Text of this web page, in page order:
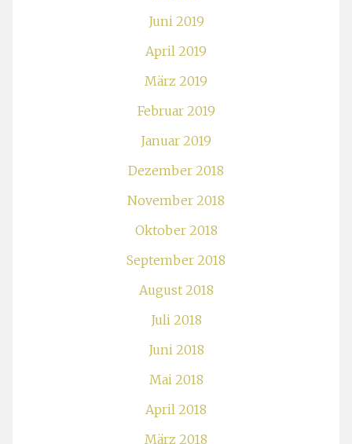
Juni 2019
April 2019
März 2019
Februar 2019
Januar 2019
Dezember 2018
November 2018
Oktober 2018
September 2018
August 2018
Juli 2018
Juni 2018
Mai 2018
April 2018
März 2018